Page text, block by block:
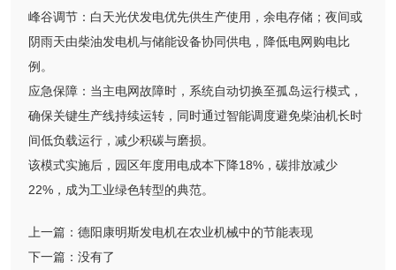
峰谷调节：白天光伏发电优先供生产使用，余电存储；夜间或
阴雨天由柴油发电机与储能设备协同供电，降低电网购电比
例。
应急保障：当主电网故障时，系统自动切换至孤岛运行模式，
确保关键生产线持续运转，同时通过智能调度避免柴油机长时
间低负载运行，减少积碳与磨损。
该模式实施后，园区年度用电成本下降18%，碳排放减少
22%，成为工业绿色转型的典范。
上一篇： 德阳康明斯发电机在农业机械中的节能表现
下一篇： 没有了